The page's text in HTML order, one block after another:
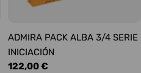
ADMIRA PACK ALBA 3/4 SERIE
INICIACIÓN
Precio
122,00 €